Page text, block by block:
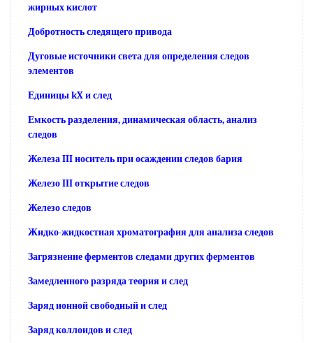
жирных кислот
Добротность следящего привода
Дуговые источники света для определения следов
элементов
Единицы kX и след
Емкость разделения, динамическая область, анализ
следов
Железа III носитель при осаждении следов бария
Железо III открытие следов
Железо следов
Жидко-жидкостная хроматография для анализа следов
Загрязнение ферментов следами других ферментов
Замедленного разряда теория и след
Заряд ионной свободный и след
Заряд коллоидов и след